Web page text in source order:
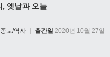
, 옛날과 오늘
종교/역사 | 출간일 2020년 10월 27일